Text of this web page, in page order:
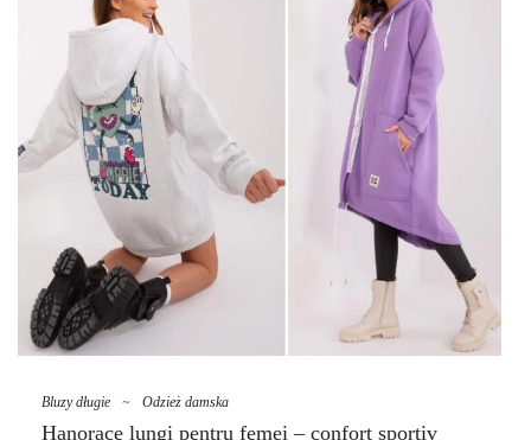
Fancy – marca de îmbrăcăminte
turcească câștigă popularitate!
Fantasiernu este doar un brand de îmbrăcăminte pentru femei, ci o
adevărată sursă de inspirație pentru pasionații de modă din întreaga
lume. Colecțiile lor se disting nu numai prin tăierea excelentă și
calitatea înaltă a materialelor, ci și prin designul original, care reflectă
bogăția culturii și tradițiilor turcești. Cu fiecare nouă …
Bluzy długie ~ Odzież damska
Hanorace lungi pentru femei – confort sportiv